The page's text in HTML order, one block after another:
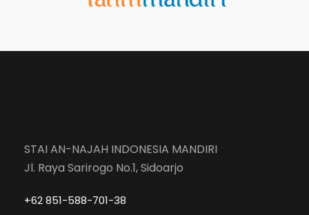
STAI AN-NAJAH INDONESIA MANDIRI
Jl. Raya Sarirogo No.1, Sidoarjo
+62 851-588-701-38